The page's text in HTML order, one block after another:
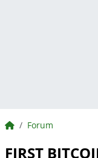
BörsenNEWS.de
Forum
FIRST